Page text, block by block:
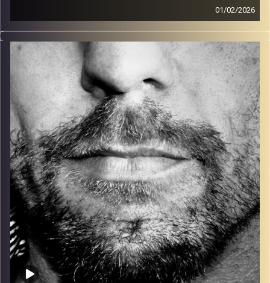
01/02/2026
זיפים, מוזיקה מחוספסת של הופעות חיות. הרבה ג'אם, רוק,
בלוז, bluegrass, ג'אז, Fאנק, פרוגרסיב ואפילו אלקטרוניקה.
כל מה שחי, אמיתי ונושם.
עם שמוליק רגב.
קרדיט תמונות: David Goehring